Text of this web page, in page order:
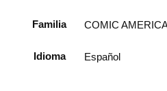
Familia COMIC
Idioma Español